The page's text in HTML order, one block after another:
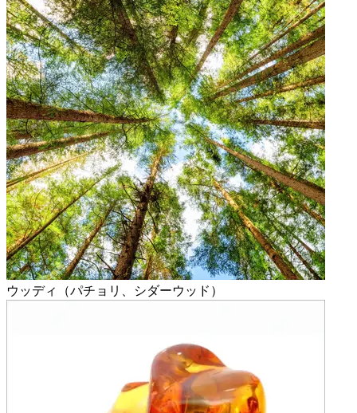
ウッディ（パチョリ、シダーウッド）